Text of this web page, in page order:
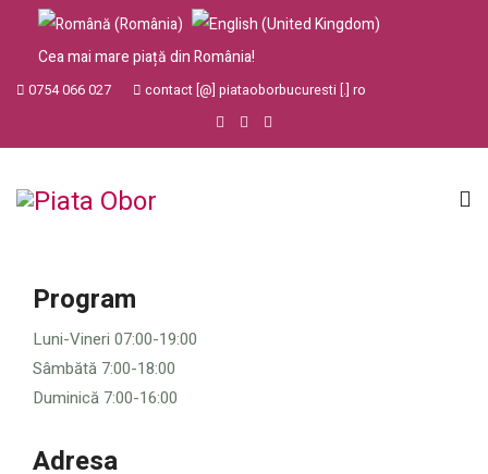
Cea mai mare piață din România!
0754 066 027 contact [@] piataoborbucuresti [.] ro
Program
Luni-Vineri 07:00-19:00
Sâmbătă 7:00-18:00
Duminică 7:00-16:00
Adresa